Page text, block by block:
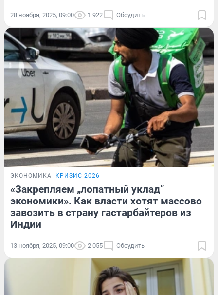
28 ноября, 2025, 09:00 1 922 Обсудить
ЭКОНОМИКА КРИЗИС-2026
«Закрепляем „лопатный уклад“
экономики». Как власти хотят массово
завозить в страну гастарбайтеров из
Индии
13 ноября, 2025, 09:00 2 055 Обсудить